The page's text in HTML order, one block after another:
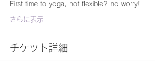
First time to yoga, not flexible? no worry!
さらに表示
チケット詳細